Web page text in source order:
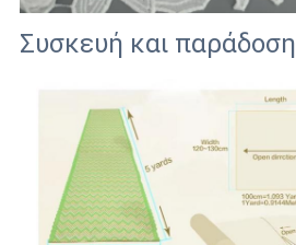
Συσκευή και παράδοση